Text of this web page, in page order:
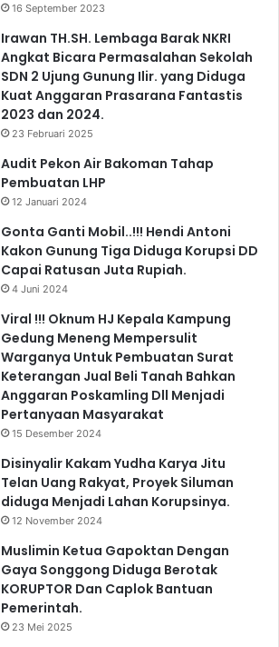
16 September 2023
Irawan TH.SH. Lembaga Barak NKRI
Angkat Bicara Permasalahan Sekolah
SDN 2 Ujung Gunung Ilir. yang Diduga
Kuat Anggaran Prasarana Fantastis
2023 dan 2024.
23 Februari 2025
Audit Pekon Air Bakoman Tahap
Pembuatan LHP
12 Januari 2024
Gonta Ganti Mobil..!!! Hendi Antoni
Kakon Gunung Tiga Diduga Korupsi DD
Capai Ratusan Juta Rupiah.
4 Juni 2024
Viral !!! Oknum HJ Kepala Kampung
Gedung Meneng Mempersulit
Warganya Untuk Pembuatan Surat
Keterangan Jual Beli Tanah Bahkan
Anggaran Poskamling Dll Menjadi
Pertanyaan Masyarakat
15 Desember 2024
Disinyalir Kakam Yudha Karya Jitu
Telan Uang Rakyat, Proyek Siluman
diduga Menjadi Lahan Korupsinya.
12 November 2024
Muslimin Ketua Gapoktan Dengan
Gaya Songgong Diduga Berotak
KORUPTOR Dan Caplok Bantuan
Pemerintah.
23 Mei 2025